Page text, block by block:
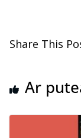
Share This
Ar